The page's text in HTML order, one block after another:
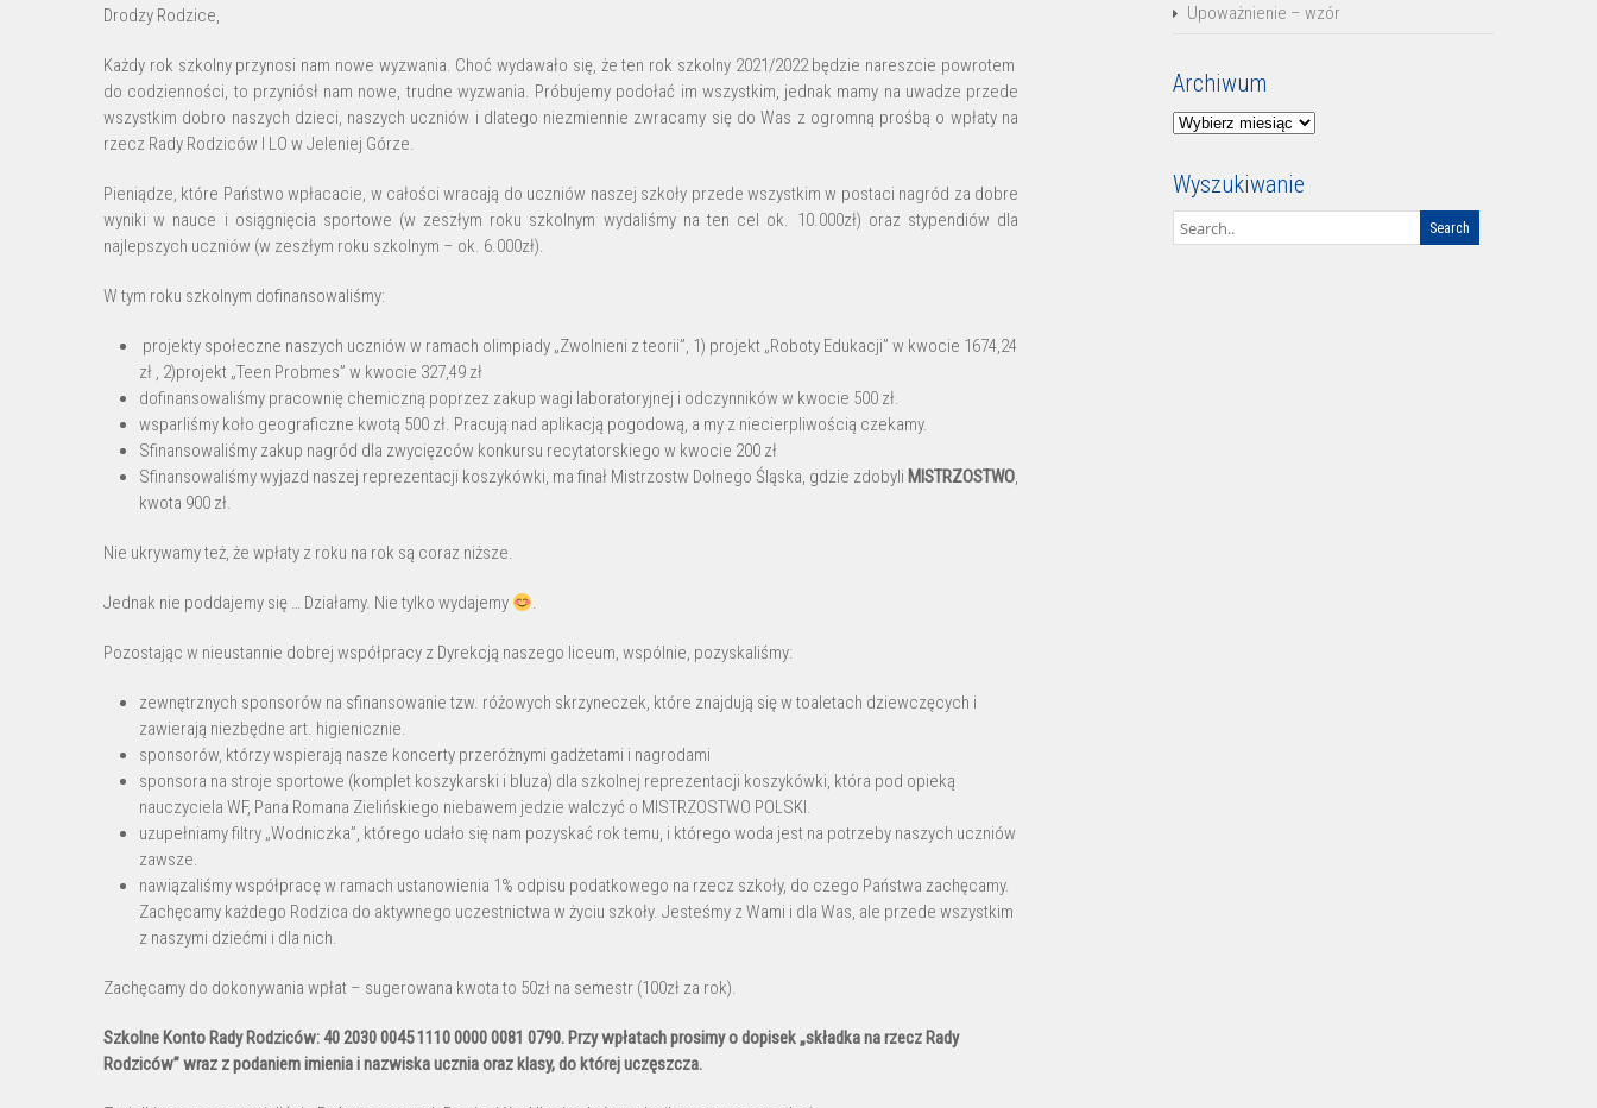
Drodzy Rodzice,
Każdy rok szkolny przynosi nam nowe wyzwania. Choć wydawało się, że ten rok szkolny 2021/2022 będzie nareszcie powrotem
do codzienności, to przyniósł nam nowe, trudne wyzwania. Próbujemy podołać im wszystkim, jednak mamy na uwadze przede
wszystkim dobro naszych dzieci, naszych uczniów i dlatego niezmiennie zwracamy się do Was z ogromną prośbą o wpłaty na
rzecz Rady Rodziców I LO w Jeleniej Górze.
Pieniądze, które Państwo wpłacacie, w całości wracają do uczniów naszej szkoły przede wszystkim w postaci nagród za dobre
wyniki w nauce i osiągnięcia sportowe (w zeszłym roku szkolnym wydaliśmy na ten cel ok. 10.000zł) oraz stypendiów dla
najlepszych uczniów (w zeszłym roku szkolnym – ok. 6.000zł).
W tym roku szkolnym dofinansowaliśmy:
projekty społeczne naszych uczniów w ramach olimpiady „Zwolnieni z teorii”, 1) projekt „Roboty Edukacji” w kwocie 1674,24
zł , 2)projekt „Teen Probmes” w kwocie 327,49 zł
dofinansowaliśmy pracownię chemiczną poprzez zakup wagi laboratoryjnej i odczynników w kwocie 500 zł.
wsparliśmy koło geograficzne kwotą 500 zł. Pracują nad aplikacją pogodową, a my z niecierpliwością czekamy.
Sfinansowaliśmy zakup nagród dla zwycięzców konkursu recytatorskiego w kwocie 200 zł
Sfinansowaliśmy wyjazd naszej reprezentacji koszykówki, ma finał Mistrzostw Dolnego Śląska, gdzie zdobyli MISTRZOSTWO,
kwota 900 zł.
Nie ukrywamy też, że wpłaty z roku na rok są coraz niższe.
Jednak nie poddajemy się … Działamy. Nie tylko wydajemy .
Pozostając w nieustannie dobrej współpracy z Dyrekcją naszego liceum, wspólnie, pozyskaliśmy:
zewnętrznych sponsorów na sfinansowanie tzw. różowych skrzyneczek, które znajdują się w toaletach dziewczęcych i
zawierają niezbędne art. higienicznie.
sponsorów, którzy wspierają nasze koncerty przeróżnymi gadżetami i nagrodami
sponsora na stroje sportowe (komplet koszykarski i bluza) dla szkolnej reprezentacji koszykówki, która pod opieką
nauczyciela WF, Pana Romana Zielińskiego niebawem jedzie walczyć o MISTRZOSTWO POLSKI.
uzupełniamy filtry „Wodniczka”, którego udało się nam pozyskać rok temu, i którego woda jest na potrzeby naszych uczniów
zawsze.
nawiązaliśmy współpracę w ramach ustanowienia 1% odpisu podatkowego na rzecz szkoły, do czego Państwa zachęcamy.
Zachęcamy każdego Rodzica do aktywnego uczestnictwa w życiu szkoły. Jesteśmy z Wami i dla Was, ale przede wszystkim
z naszymi dziećmi i dla nich.
Zachęcamy do dokonywania wpłat – sugerowana kwota to 50zł na semestr (100zł za rok).
Szkolne Konto Rady Rodziców: 40 2030 0045 1110 0000 0081 0790. Przy wpłatach prosimy o dopisek „składka na rzecz Rady
Rodziców” wraz z podaniem imienia i nazwiska ucznia oraz klasy, do której uczęszcza.
Upoważnienie – wzór
Archiwum
Archiwum
Wyszukiwanie